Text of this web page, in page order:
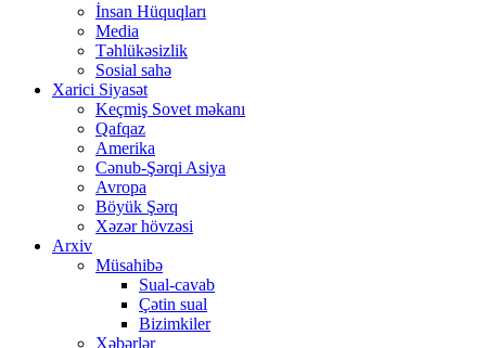
İnsan Hüquqları
Media
Təhlükəsizlik
Sosial sahə
Xarici Siyasət
Keçmiş Sovet məkanı
Qafqaz
Amerika
Cənub-Şərqi Asiya
Avropa
Böyük Şərq
Xəzər hövzəsi
Arxiv
Müsahibə
Sual-cavab
Çətin sual
Bizimkiler
Xəbərlər